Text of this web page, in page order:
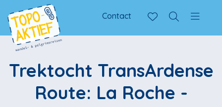
Contact
Trektocht TransArdense
Route: La Roche -